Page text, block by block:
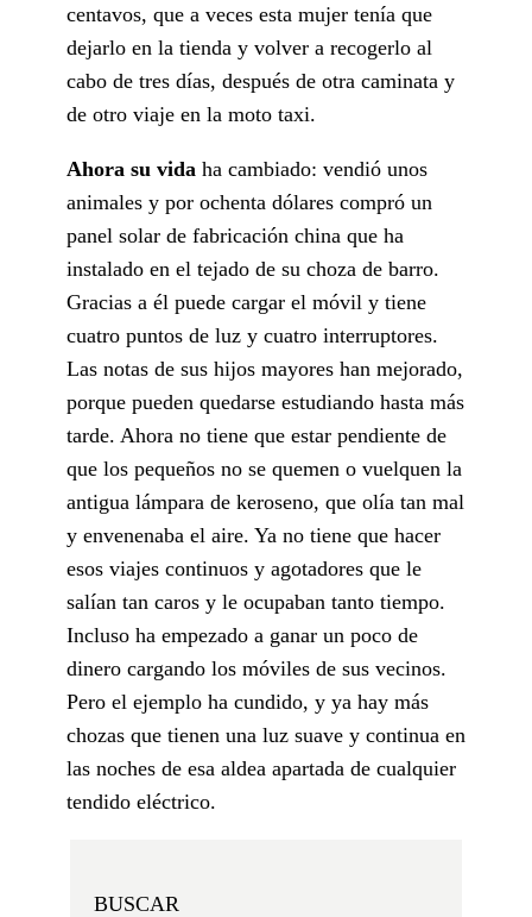
centavos, que a veces esta mujer tenía que
dejarlo en la tienda y volver a recogerlo al
cabo de tres días, después de otra caminata y
de otro viaje en la moto taxi.
Ahora su vida ha cambiado: vendió unos
animales y por ochenta dólares compró un
panel solar de fabricación china que ha
instalado en el tejado de su choza de barro.
Gracias a él puede cargar el móvil y tiene
cuatro puntos de luz y cuatro interruptores.
Las notas de sus hijos mayores han mejorado,
porque pueden quedarse estudiando hasta más
tarde. Ahora no tiene que estar pendiente de
que los pequeños no se quemen o vuelquen la
antigua lámpara de keroseno, que olía tan mal
y envenenaba el aire. Ya no tiene que hacer
esos viajes continuos y agotadores que le
salían tan caros y le ocupaban tanto tiempo.
Incluso ha empezado a ganar un poco de
dinero cargando los móviles de sus vecinos.
Pero el ejemplo ha cundido, y ya hay más
chozas que tienen una luz suave y continua en
las noches de esa aldea apartada de cualquier
tendido eléctrico.
BUSCAR